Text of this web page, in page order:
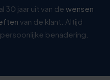
30 jaar uit van de wensen
van de klant. Altijd
benadering.